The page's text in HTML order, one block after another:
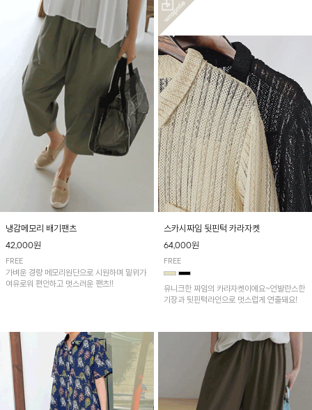
냉감메모리 배기팬츠
42,000원
FREE
가벼운 경량 메모리원단으로 시원하며 밑위가
여유로워 편안하고 멋스러운 팬츠!!
스카시짜임 뒷핀턱 카라자켓
64,000원
FREE
유니크한 짜임의 카라자켓이에요~언발란스한
기장과 뒷핀턱라인으로 멋스럽게 연출돼요!